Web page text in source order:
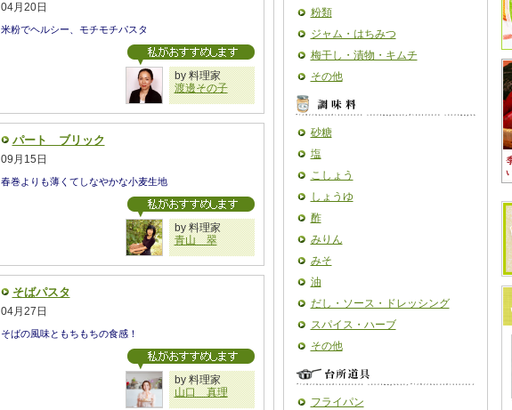
04月20日
米粉でヘルシー、モチモチパスタ
by 料理家
渡邊その子
パート ブリック
09月15日
春巻よりも薄くてしなやかな小麦生地
by 料理家
青山 翠
そばパスタ
04月27日
そばの風味ともちもちの食感！
by 料理家
山口 真理
粉類
ジャム・はちみつ
梅干し・漬物・キムチ
その他
砂糖
塩
こしょう
しょうゆ
酢
みりん
みそ
油
だし・ソース・ドレッシング
スパイス・ハーブ
その他
フライパン